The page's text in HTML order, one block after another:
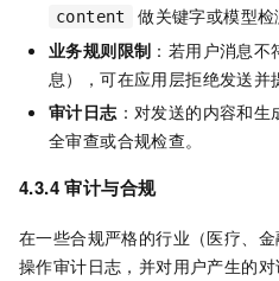
content
做关键字或模型检
业务规则限制 ：若用户消息
息），可在应用层拒绝发送并
审计日志：对发送的内容和生
全审查或合规检查。
4.3.4 审计与合规
在一些合规严格的行业（医疗、
操作审计日志，并对用户产生的